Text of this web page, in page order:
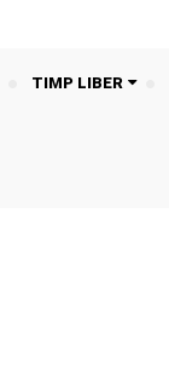
TIMP LIBER